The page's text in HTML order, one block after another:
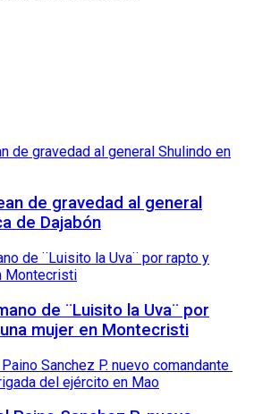
de gravedad al general
de Dajabón
de ¨Luisito la Uva¨ por
mujer en Montecristi